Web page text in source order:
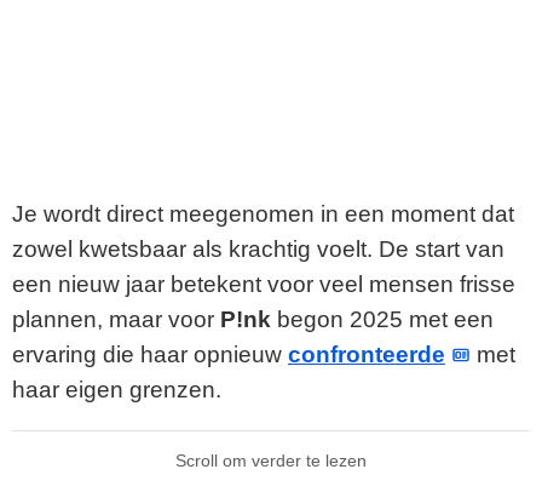
Je wordt direct meegenomen in een moment dat
zowel kwetsbaar als krachtig voelt. De start van
een nieuw jaar betekent voor veel mensen frisse
plannen, maar voor P!nk begon 2025 met een
ervaring die haar opnieuw confronteerde
met
haar eigen grenzen.
Scroll om verder te lezen